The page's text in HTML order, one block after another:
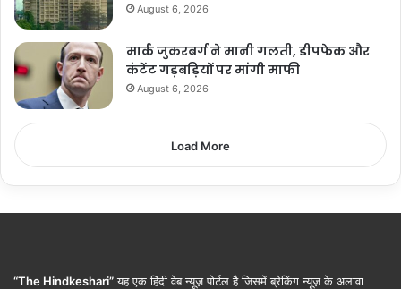
August 6, 2026
मार्क जुकरबर्ग ने मानी गलती, डीपफेक और
कंटेंट गड़बड़ियों पर मांगी माफी
August 6, 2026
Load More
“The Hindkeshari”यह एक हिंदी वेब न्यूज़ पोर्टल है जिसमें ब्रेकिंग न्यूज़ के अलावा